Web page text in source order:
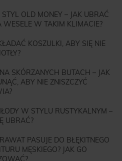
STYL OLD MONEY – JAK UBRAĆ
WESELE W TAKIM KLIMACIE?
KOSZULKI, ABY SIĘ NIE
SKÓRZANYCH BUTACH – JAK
ABY NIE ZNISZCZYĆ
W STYLU RUSTYKALNYM –
UBRAĆ?
PASUJE DO BŁĘKITNEGO
MĘSKIEGO? JAK GO